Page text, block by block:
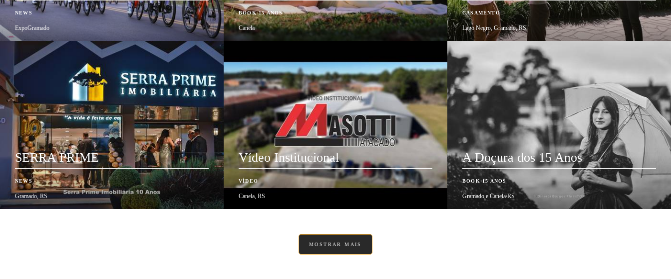
NEWS
ExpoGramado
BOOK 15 ANOS
Canela
CASAMENTO
Lago Negro, Gramado, RS
SERRA PRIME
NEWS
Gramado, RS
Vídeo Institucional
VÍDEO
Canela, RS
A Doçura dos 15 Anos
BOOK 15 ANOS
Gramado e Canela/RS
MOSTRAR MAIS